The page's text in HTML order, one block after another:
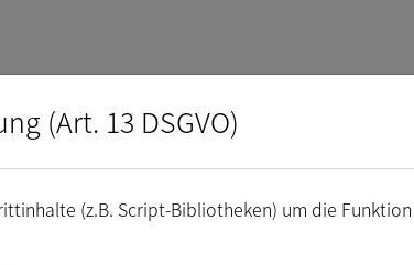
(Art. 13 DSGVO)
(z.B. Script-Bibliotheken) um die Funktion